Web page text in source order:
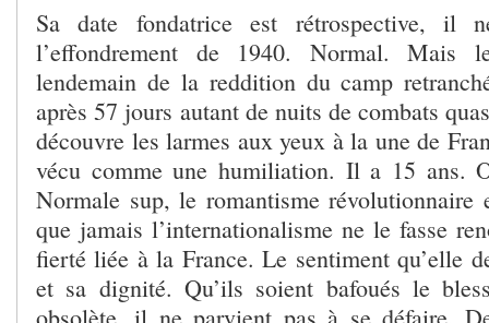
Sa date fondatrice est rétrospective, il
l’effondrement de 1940. Normal.
lendemain de la reddition du camp
après 57 jours autant de nuits de combats
découvre les larmes aux yeux à la une de
vécu comme une humiliation. Il a 15 ans.
Normale sup, le romantisme révolutionnaire
que jamais l’internationalisme ne le fasse
fierté liée à la France. Le sentiment qu’elle
et sa dignité. Qu’ils soient bafoués le